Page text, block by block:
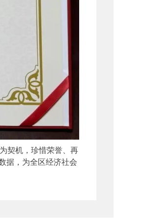
契机，珍惜荣誉、再
据，为全区经济社会